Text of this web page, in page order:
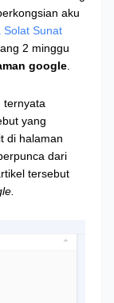
aku
Solat Sunat
2 minggu
google
, ternyata
yang
di halaman
dari
tersebut